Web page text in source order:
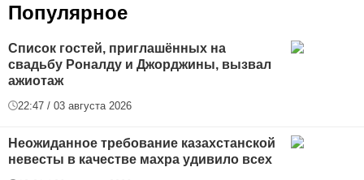
Популярное
Список гостей, приглашённых на
свадьбу Роналду и Джорджины, вызвал
ажиотаж
22:47 / 03 августа 2026
Неожиданное требование казахстанской
невесты в качестве махра удивило всех